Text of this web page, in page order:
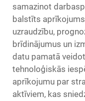
samazinot
balstīts
uzraudzību,
brīdinājumus un
datu pamatā
tehnoloģiskās
aprīkojumu par
aktīviem, kas